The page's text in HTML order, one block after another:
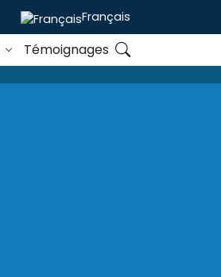
Français
Témoignages